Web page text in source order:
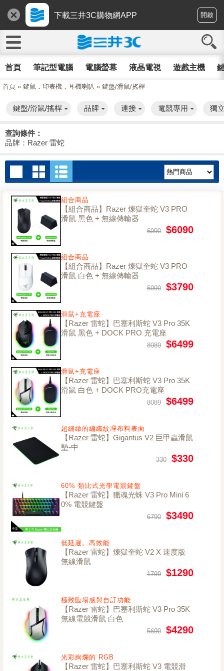
下載三井3C購物網APP 開啟
首頁 筆記型電腦 電腦螢幕 液晶電視 遊戲主機
首頁 » 鍵鼠．印表機．耳機喇叭 » 鍵盤/滑鼠/搖桿
鍵盤/滑鼠/搖桿 品牌 連接 電競專用 獨
查詢條件：
品牌：Razer 雷蛇
組合商品
【組合商品】Razer 煉獄奎蛇 V3 PRO
滑鼠 黑色 + 無線傳輸器
6090 $6090
組合商品
【組合商品】Razer 煉獄奎蛇 V3 PRO
滑鼠 白色 + 無線傳輸器
6090 $3790
滑鼠+充電座
【Razer 雷蛇】巴塞利斯蛇 V3 Pro 35K
滑鼠 黑色 + DOCK PRO 充電座
8089 $6499
滑鼠+充電座
【Razer 雷蛇】巴塞利斯蛇 V3 Pro 35K
滑鼠 白色 + DOCK PRO充電座
8089 $6499
超細緻的編織紋理布料表面
【Razer 雷蛇】Gigantus V2 巨甲蟲滑鼠
墊-中
330 $330
60% 類比式光學電競鍵盤
【Razer 雷蛇】獵魂光蛛 V3 Pro Mini 6
0% 電競鍵盤
6790 $3490
低延遲。高效能
【Razer 雷蛇】煉獄奎蛇 V2 X 速度版
無線滑鼠
1799 $1290
極致臨場感與自訂功能
【Razer 雷蛇】巴塞利斯蛇 V3 Pro 35K
無線電競滑鼠 白色
5690 $4290
光彩絢爛的 RGB
【Razer 雷蛇】巴塞利斯蛇 V3 電競滑